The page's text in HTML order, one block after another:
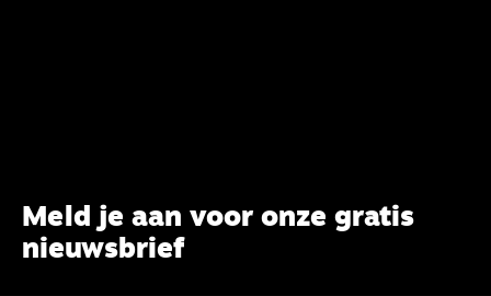
Meld je aan voor onze gratis
nieuwsbrief